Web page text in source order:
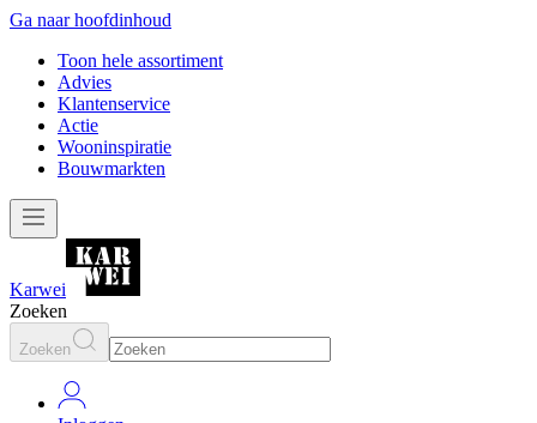
Ga naar hoofdinhoud
Toon hele assortiment
Advies
Klantenservice
Actie
Wooninspiratie
Bouwmarkten
Karwei
Zoeken
Zoeken